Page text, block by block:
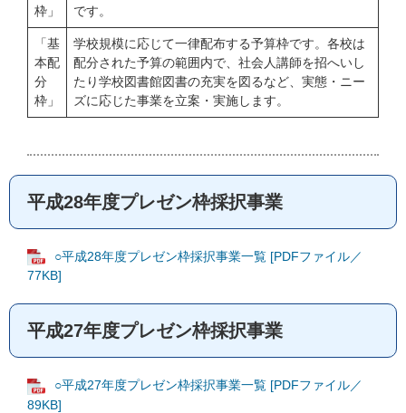
枠」
です。
「基
本配
分
枠」
学校規模に応じて一律配布する予算枠です。各校は
配分された予算の範囲内で、社会人講師を招へいし
たり学校図書館図書の充実を図るなど、実態・ニー
ズに応じた事業を立案・実施します。
平成28年度プレゼン枠採択事業
○平成28年度プレゼン枠採択事業一覧 [PDFファイル／
77KB]
平成27年度プレゼン枠採択事業
○平成27年度プレゼン枠採択事業一覧 [PDFファイル／
89KB]